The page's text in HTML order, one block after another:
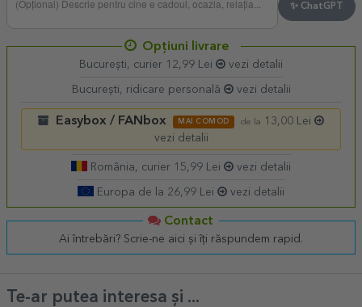
✨ ChatGPT
Opțiuni livrare
București, curier 12,99 Lei vezi detalii
București, ridicare personală vezi detalii
Easybox / FANbox MAI COMOD de la
13,00 Lei
vezi detalii
România, curier 15,99 Lei vezi detalii
Europa de la 26,99 Lei vezi detalii
Contact
Ai întrebări? Scrie-ne aici și îți răspundem rapid.
Te-ar putea interesa și ...